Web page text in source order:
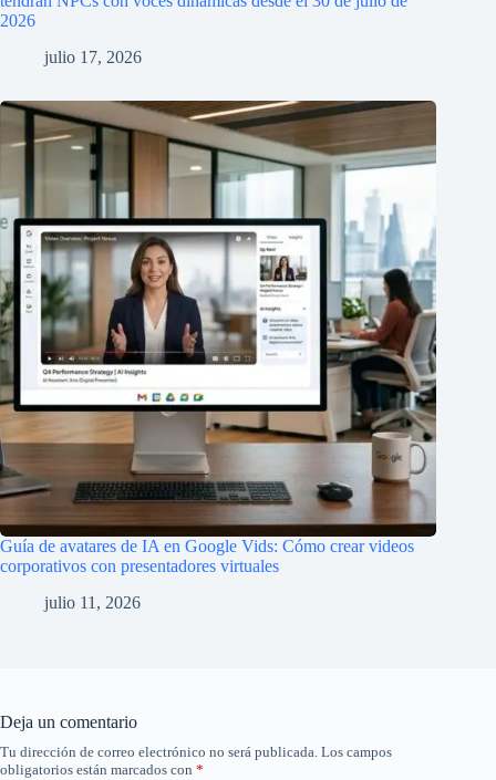
2026
julio 17, 2026
Guía de avatares de IA en Google Vids: Cómo crear videos
corporativos con presentadores virtuales
julio 11, 2026
Deja un comentario
Tu dirección de correo electrónico no será publicada. Los campos
obligatorios están marcados con *